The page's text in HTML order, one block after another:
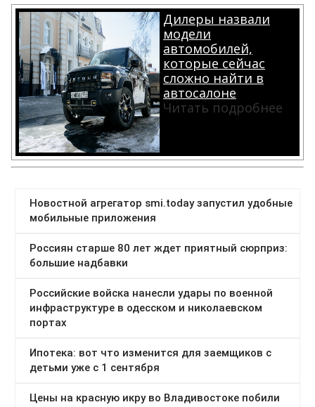
Дилеры назвали
модели
автомобилей,
которые сейчас
сложно найти в
автосалоне
Читать подробнее